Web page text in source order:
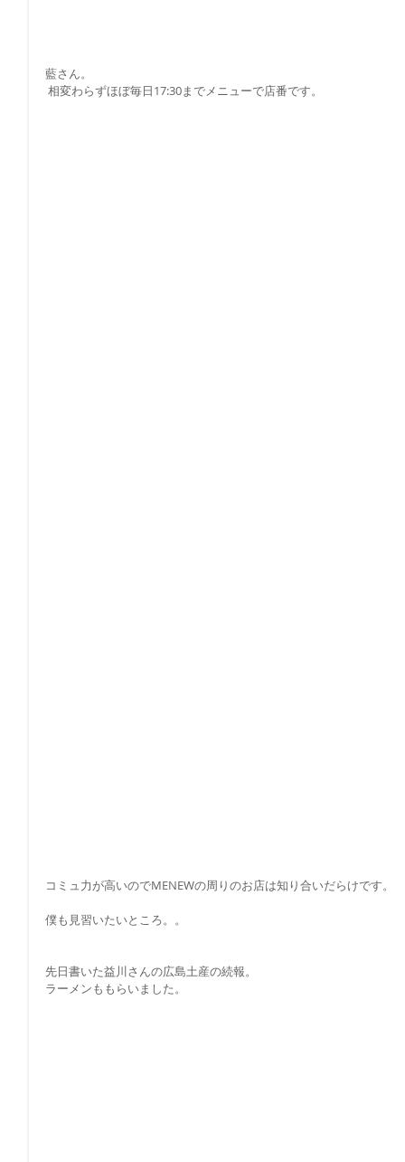
藍さん。
相変わらずほぼ毎日17:30までメニューで店番です。
コミュ力が高いのでMENEWの周りのお店は知り合いだらけです。
僕も見習いたいところ。。
先日書いた益川さんの広島土産の続報。
ラーメンももらいました。